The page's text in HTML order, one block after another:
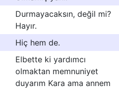
Durmayacaksın, değil mi?
Hayır.
Hiç hem de.
Elbette ki yardımcı
olmaktan memnuniyet
duyarım Kara ama annem